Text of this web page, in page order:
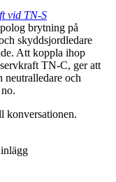
vid TN-S
brytning på
skyddsjordledare
Att koppla ihop
TN-C, ger att
neutralledare och
konversationen.